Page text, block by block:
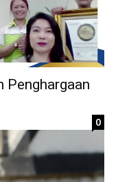
Penghargaan
0